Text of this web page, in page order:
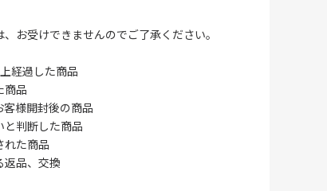
お受けできませんのでご了承ください。
経過した商品
商品
客様開封後の商品
と判断した商品
れた商品
返品、交換